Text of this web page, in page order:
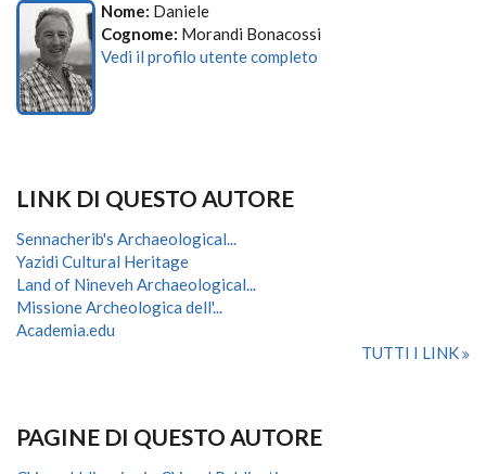
Nome: Daniele
Cognome: Morandi Bonacossi
Vedi il profilo utente completo
LINK DI QUESTO AUTORE
Sennacherib's Archaeological...
Yazidi Cultural Heritage
Land of Nineveh Archaeological...
Missione Archeologica dell'...
Academia.edu
TUTTI I LINK
PAGINE DI QUESTO AUTORE